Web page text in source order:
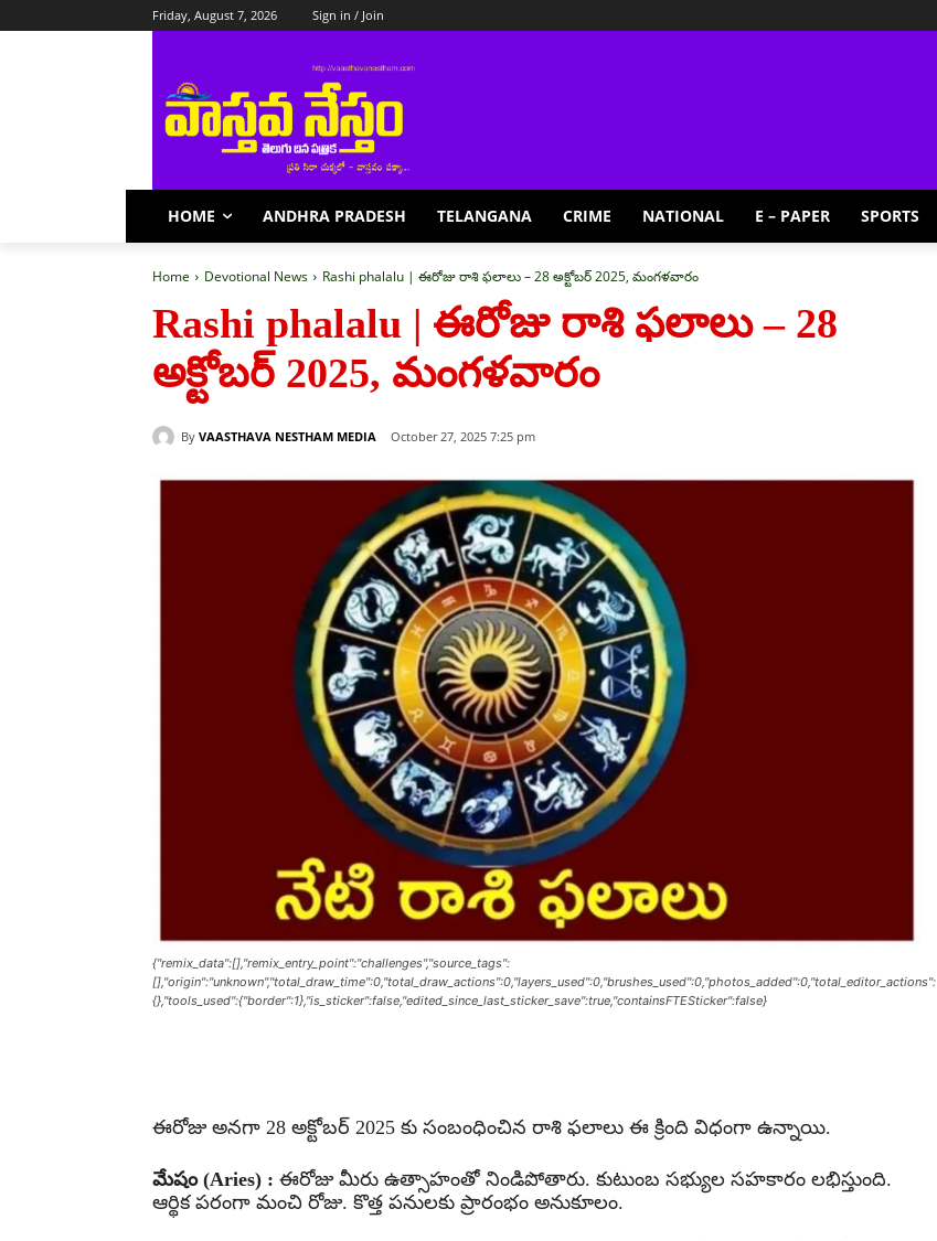
Friday, August 7, 2026 Sign in / Join
HOME ANDHRA PRADESH TELANGANA CRIME NATIONAL E – PAPER SPORTS
Home Devotional News Rashi phalalu | ఈరోజు రాశి ఫలాలు – 28 అక్టోబర్ 2025, మంగళవారం
Rashi phalalu | ఈరోజు రాశి ఫలాలు – 28
అక్టోబర్ 2025, మంగళవారం
By VAASTHAVA NESTHAM MEDIA October 27, 2025 7:25 pm
{"remix_data":[],"remix_entry_point":"challenges","source_tags":
[],"origin":"unknown","total_draw_time":0,"total_draw_actions":0,"layers_used":0,"brushes_used":0,"photos_added":0,"total_editor_actions":
{},"tools_used":{"border":1},"is_sticker":false,"edited_since_last_sticker_save":true,"containsFTESticker":false}
ఈరోజు అనగా 28 అక్టోబర్ 2025 కు సంబంధించిన రాశి ఫలాలు ఈ క్రింది విధంగా ఉన్నాయి.
మేషం (Aries) : ఈరోజు మీరు ఉత్సాహంతో నిండిపోతారు. కుటుంబ సభ్యుల సహకారం లభిస్తుంది.
ఆర్థిక పరంగా మంచి రోజు. కొత్త పనులకు ప్రారంభం అనుకూలం.